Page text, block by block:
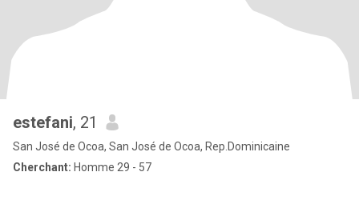
estefani, 21
San José de Ocoa, San José de Ocoa, Rep.Dominicaine
Cherchant: Homme 29 - 57